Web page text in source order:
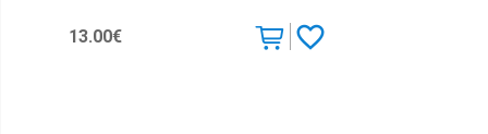
13.00€